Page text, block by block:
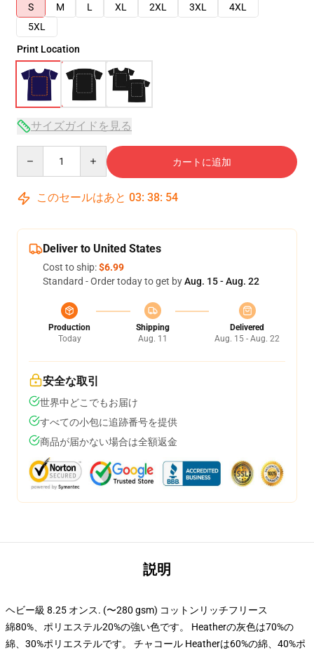
S
M L XL 2XL 3XL
4XL
5XL
Print Location
サイズガイドを見る
カートに追加
このセールはあと 03: 38: 53
Deliver to United States
Cost to ship:$6.99
Standard - Order today to get byAug. 15 - Aug. 22
Production
Today
Shipping
Aug. 11
Delivered
Aug. 15 - Aug. 22
安全な取引
世界中どこでもお届け
すべての小包に追跡番号を提供
商品が届かない場合は全額返金
説明
ヘビー級 8.25 オンス. (〜280 gsm) コットンリッチフリース
綿80%、ポリエステル20%の強い色です。 Heatherの灰色は70%の
綿、30%ポリエステルです。 チャコール Heatherは60%の綿、40%ポ